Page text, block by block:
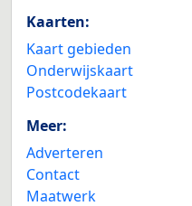
Kaarten:
Kaart gebieden
Onderwijskaart
Postcodekaart
Meer:
Adverteren
Contact
Maatwerk